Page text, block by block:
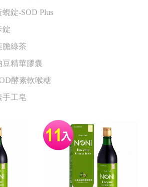
蜆錠-SOD Plus
錠
膽綠茶
豆精華膠囊
酵素軟喉糖
手工皂